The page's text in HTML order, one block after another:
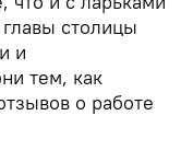
столицы
и
тем, как
о работе